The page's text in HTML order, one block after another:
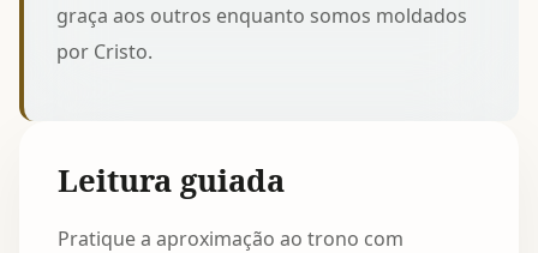
graça aos outros enquanto somos moldados
por Cristo.
Leitura guiada
Pratique a aproximação ao trono com